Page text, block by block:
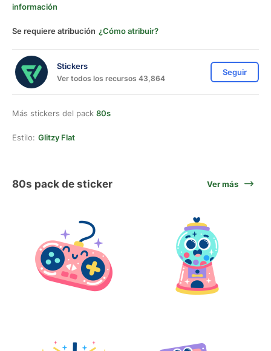
información
Se requiere atribución ¿Cómo atribuir?
Stickers
Ver todos los recursos 43,864
Seguir
Más stickers del pack 80s
Estilo: Glitzy Flat
80s pack de sticker Ver más